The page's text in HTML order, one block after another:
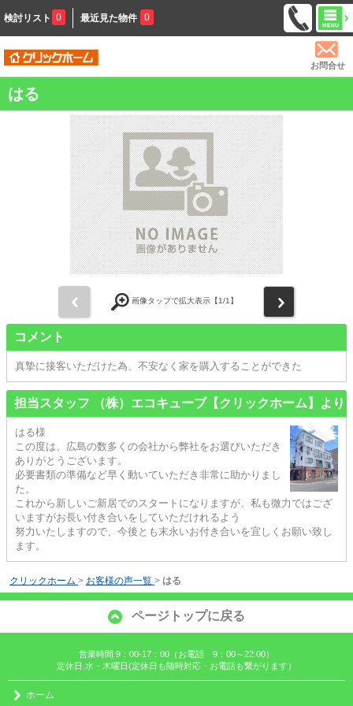
検討リスト 0 最近見た物件 0
お問合せ
はる
画像タップで拡大表示【1/1】
コメント
真摯に接客いただけた為、不安なく家を購入することができた
担当スタッフ （株）エコキューブ【クリックホーム】より
はる様
この度は、広島の数多くの会社から弊社をお選びいただき
ありがとうございます。
必要書類の準備など早く動いていただき非常に助かりまし
た。
これから新しいご新居でのスタートになりますが、私も微力ではござ
いますがお長い付き合いをしていただけれるよう
努力いたしますので、今後とも末永いお付き合いを宜しくお願い致し
ます。
クリックホーム > お客様の声一覧 > はる
ページトップに戻る
営業時間:9：00-17：00（お電話 9：00～22:00）
定休日:水・木曜日(定休日も随時対応・お電話も繋がります）
ホーム